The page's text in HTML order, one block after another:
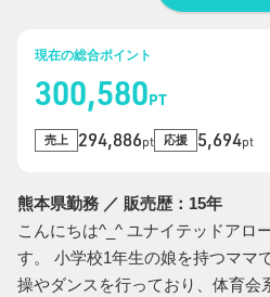
現在の総合ポイント
300,580PT
売上 294,886pt 応援 5,694pt
熊本県勤務 ／ 販売歴：15年
こんにちは^_^ ユナイテッドアロ
す。 小学校1年生の娘を持つママ
操やダンスを行っており、体育会